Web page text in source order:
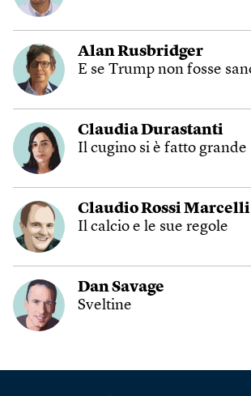
Alan Rusbridger
E se Trump non fosse
Claudia Durastanti
Il cugino si è fatto grande
Claudio Rossi Marcelli
Il calcio e le sue regole
Dan Savage
Sveltine